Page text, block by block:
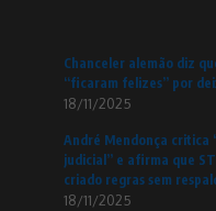
Chanceler alemão diz
“ficaram felizes” por
18/11/2025
André Mendonça critica
judicial” e afirma que
criado regras sem
18/11/2025